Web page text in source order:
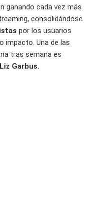
ganando cada vez más
consolidándose
por los usuarios
impacto. Una de las
tras semana es
Liz Garbus.